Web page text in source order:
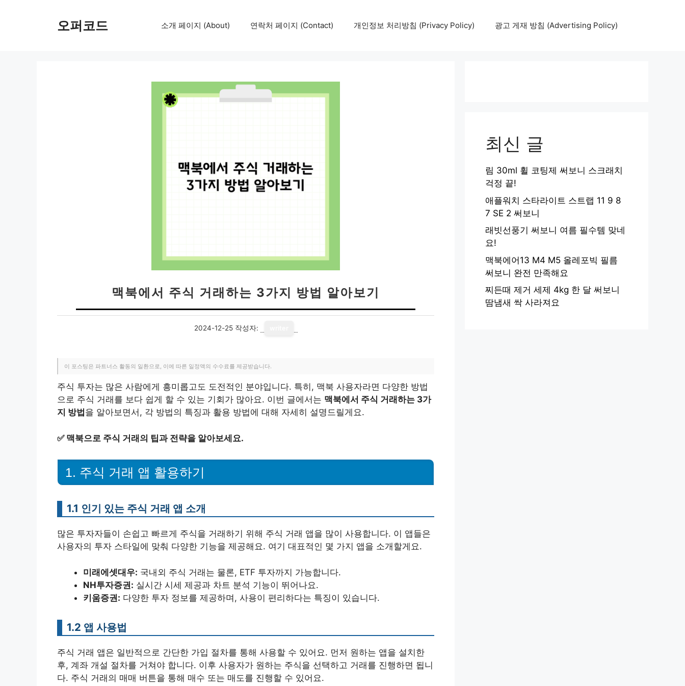
오퍼코드 소개 페이지 (About) 연락처 페이지 (Contact) 개인정보 처리방침 (Privacy Policy) 광고 게재 방침 (Advertising Policy)
맥북에서 주식 거래하는 3가지 방법 알아보기
2024-12-25 작성자:
이 포스팅은 파트너스 활동의 일환으로, 이에 따른 일정액의 수수료를 제공받습니다.
주식 투자는 많은 사람에게 흥미롭고도 도전적인 분야입니다. 특히, 맥북 사용자라면 다양한 방법
으로 주식 거래를 보다 쉽게 할 수 있는 기회가 많아요. 이번 글에서는 맥북에서 주식 거래하는 3가
지 방법 을 알아보면서, 각 방법의 특징과 활용 방법에 대해 자세히 설명드릴게요.
✅ 맥북으로 주식 거래의 팁과 전략을 알아보세요.
1. 주식 거래 앱 활용하기
1.1 인기 있는 주식 거래 앱 소개
많은 투자자들이 손쉽고 빠르게 주식을 거래하기 위해 주식 거래 앱을 많이 사용합니다. 이 앱들은
사용자의 투자 스타일에 맞춰 다양한 기능을 제공해요. 여기 대표적인 몇 가지 앱을 소개할게요.
미래에셋대우: 국내외 주식 거래는 물론, ETF 투자까지 가능합니다.
NH투자증권: 실시간 시세 제공과 차트 분석 기능이 뛰어나요.
키움증권: 다양한 투자 정보를 제공하며, 사용이 편리하다는 특징이 있습니다.
1.2 앱 사용법
주식 거래 앱은 일반적으로 간단한 가입 절차를 통해 사용할 수 있어요. 먼저 원하는 앱을 설치한
후, 계좌 개설 절차를 거쳐야 합니다. 이후 사용자가 원하는 주식을 선택하고 거래를 진행하면 됩니
다. 주식 거래의 매매 버튼을 통해 매수 또는 매도를 진행할 수 있어요.
최신 글
림 30ml 휠 코팅제 써보니 스크래치
걱정 끝!
애플워치 스타라이트 스트랩 11 9 8
7 SE 2 써보니
래빗선풍기 써보니 여름 필수템 맞네
요!
맥북에어13 M4 M5 올레포빅 필름
써보니 완전 만족해요
찌든때 제거 세제 4kg 한 달 써보니
땀냄새 싹 사라져요